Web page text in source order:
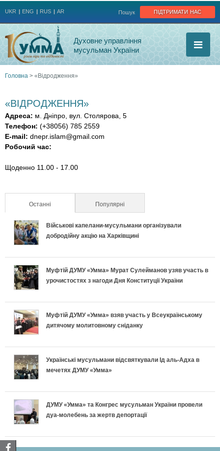
підтримати нас
Пошук
UKR ENG RUS AR
Духовне управління
мусульман України
тут
Головна > «Відродження»
«ВІДРОДЖЕННЯ»
Адреса: м. Дніпро, вул. Столярова, 5
Телефон: (+38056) 785 2559
E-mail: dnepr.islam@gmail.com
Робочий час:
Щоденно 11.00 - 17.00
Останні (активна вкладка)Популярні
Військові капелани-мусульмани організували
добродійну акцію на Харківщині
Муфтій ДУМУ «Умма» Мурат Сулейманов узяв участь в
урочистостях з нагоди Дня Конституції України
Муфтій ДУМУ «Умма» взяв участь у Всеукраїнському
дитячому молитовному сніданку
Українські мусульмани відсвяткували Ід аль-Адха в
мечетях ДУМУ «Умма»
ДУМУ «Умма» та Конгрес мусульман України провели
дуа-молебень за жертв депортації